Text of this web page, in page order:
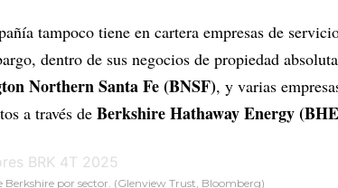
tampoco tiene en cartera empresas de
dentro de sus negocios de propiedad
Northern Santa Fe (BNSF), y varias
a través de Berkshire Hathaway Energy
Berkshire por sector. (Glenview Trust, Bloomberg)